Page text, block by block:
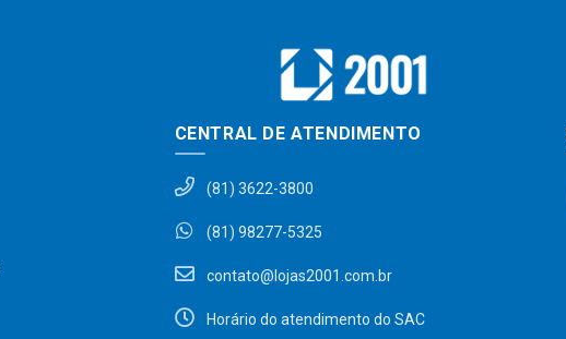
CENTRAL DE ATENDIMENTO
(81) 3622-3800
(81) 98277-5325
contato@lojas2001.com.br
Horário do atendimento do SAC